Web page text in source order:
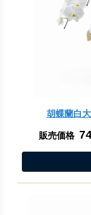
胡蝶蘭白
販売価格